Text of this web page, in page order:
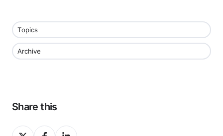
Topics
Archive
Share this
Share ShareShare